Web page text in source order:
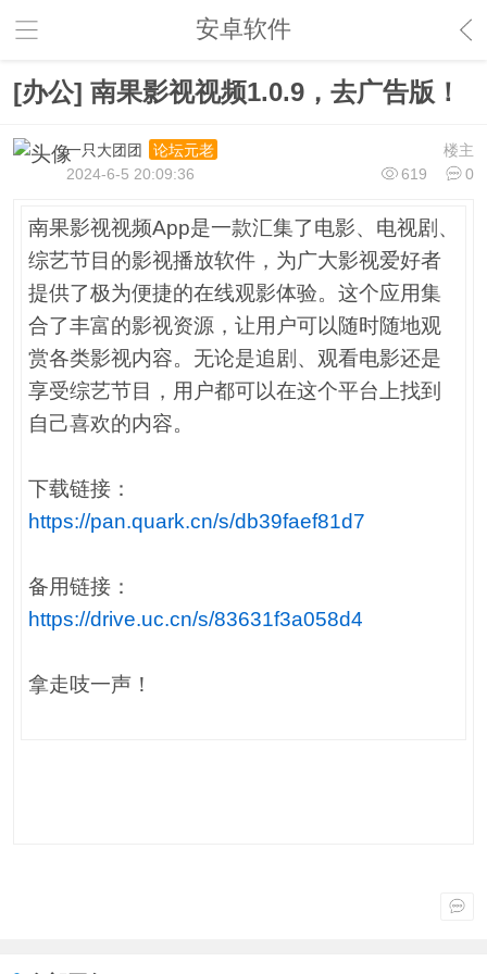
安卓软件
[办公] 南果影视视频1.0.9，去广告版！
楼主
一只大团团
论坛元老
619
0
2024-6-5 20:09:36
南果影视视频App是一款汇集了电影、电视剧、
综艺节目的影视播放软件，为广大影视爱好者
提供了极为便捷的在线观影体验。这个应用集
合了丰富的影视资源，让用户可以随时随地观
赏各类影视内容。无论是追剧、观看电影还是
享受综艺节目，用户都可以在这个平台上找到
自己喜欢的内容。
下载链接：
https://pan.quark.cn/s/db39faef81d7
备用链接：
https://drive.uc.cn/s/83631f3a058d4
拿走吱一声！